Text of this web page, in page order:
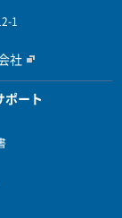
1
社
ポート